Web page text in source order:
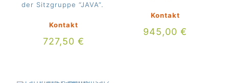
der Sitzgruppe “JAVA”.
Kontakt
727,50€
Kontakt
945,00€